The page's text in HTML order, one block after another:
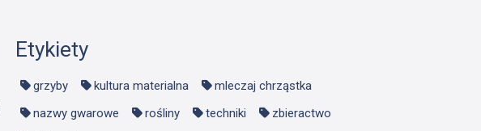
Etykiety
grzyby kultura materialna
mleczaj chrząstka
nazwy gwarowe
rośliny techniki
zbieractwo